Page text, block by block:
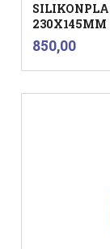
230X145MM
Pris
850,00